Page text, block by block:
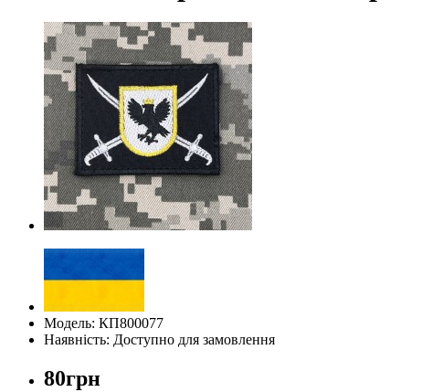
Модель: КП800077
Наявність: Доступно для замовлення
80грн